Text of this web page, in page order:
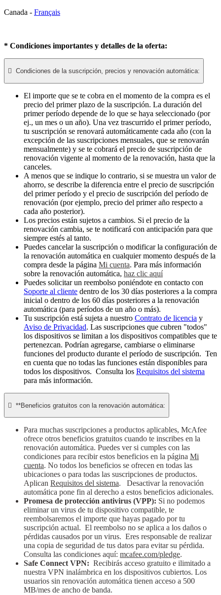
Canada - Français
* Condiciones importantes y detalles de la oferta:
 Condiciones de la suscripción, precios y renovación automática:
El importe que se te cobra en el momento de la compra es el
precio del primer plazo de la suscripción. La duración del
primer período depende de lo que se haya seleccionado (por
ej., un mes o un año). Una vez trascurrido el primer período,
tu suscripción se renovará automáticamente cada año (con la
excepción de las suscripciones mensuales, que se renovarán
mensualmente) y se te cobrará el precio de suscripción de
renovación vigente al momento de la renovación, hasta que la
canceles.
A menos que se indique lo contrario, si se muestra un valor de
ahorro, se describe la diferencia entre el precio de suscripción
del primer período y el precio de suscripción del período de
renovación (por ejemplo, precio del primer año respecto a
cada año posterior).
Los precios están sujetos a cambios. Si el precio de la
renovación cambia, se te notificará con anticipación para que
siempre estés al tanto.
Puedes cancelar la suscripción o modificar la configuración de
la renovación automática en cualquier momento después de la
compra desde la página Mi cuenta. Para más información
sobre la renovación automática, haz clic aquí
Puedes solicitar un reembolso poniéndote en contacto con
Soporte al cliente dentro de los 30 días posteriores a la compra
inicial o dentro de los 60 días posteriores a la renovación
automática (para períodos de un año o más).
Tu suscripción está sujeta a nuestro Contrato de licencia y
Aviso de Privacidad. Las suscripciones que cubren "todos"
los dispositivos se limitan a los dispositivos compatibles que te
pertenezcan. Podrían agregarse, cambiarse o eliminarse
funciones del producto durante el período de suscripción. Ten
en cuenta que no todas las funciones están disponibles para
todos los dispositivos. Consulta los Requisitos del sistema
para más información.
 **Beneficios gratuitos con la renovación automática:
Para muchas suscripciones a productos aplicables, McAfee
ofrece otros beneficios gratuitos cuando te inscribes en la
renovación automática. Puedes ver si cumples con las
condiciones para recibir estos beneficios en la página Mi
cuenta. No todos los beneficios se ofrecen en todas las
ubicaciones o para todas las suscripciones de productos.
Aplican Requisitos del sistema. Desactivar la renovación
automática pone fin al derecho a estos beneficios adicionales.
Promesa de protección antivirus (VPP): Si no podemos
eliminar un virus de tu dispositivo compatible, te
reembolsaremos el importe que hayas pagado por tu
suscripción actual. El reembolso no se aplica a los daños o
pérdidas causados por un virus. Eres responsable de realizar
una copia de seguridad de tus datos para evitar su pérdida.
Consulta las condiciones aquí: mcafee.com/pledge.
Safe Connect VPN: Recibirás acceso gratuito e ilimitado a
nuestra VPN inalámbrica en los dispositivos cubiertos. Los
usuarios sin renovación automática tienen acceso a 500
MB/mes de ancho de banda.